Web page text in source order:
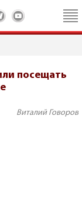
посещать
Виталий Говоров